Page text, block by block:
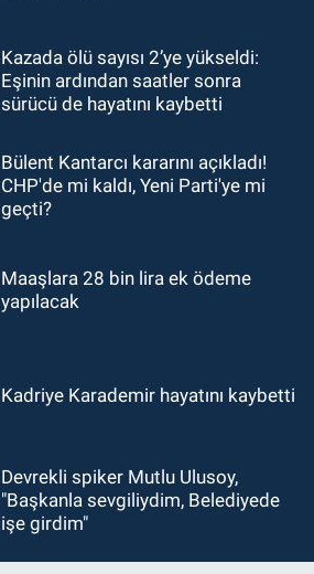
GÜNDEM
18:44
çarptı: Ağır yaralanan yaya tedavi
Kazada ölü sayısı 2’ye yükseldi:
Eşinin ardından saatler sonra
sürücü de hayatını kaybetti
Bülent Kantarcı kararını açıkladı!
CHP'de mi kaldı, Yeni Parti'ye mi
geçti?
Maaşlara 28 bin lira ek ödeme
yapılacak
Kadriye Karademir hayatını kaybetti
Devrekli spiker Mutlu Ulusoy,
"Başkanla sevgiliydim, Belediyede
işe girdim"